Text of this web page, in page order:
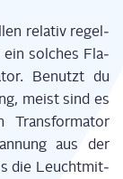
rela­tiv regel­
ein sol­ches Fla­
Benutzt du
, meist sind es
Trans­for­ma­tor
aus der
die Leucht­mit­